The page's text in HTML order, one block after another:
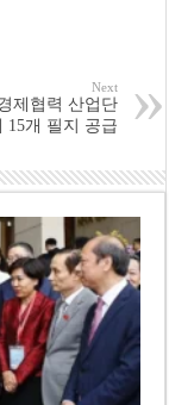
Next
제협력 산업단
15개 필지 공급